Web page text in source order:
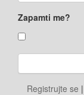
Zapamti me?
Registrujte se |